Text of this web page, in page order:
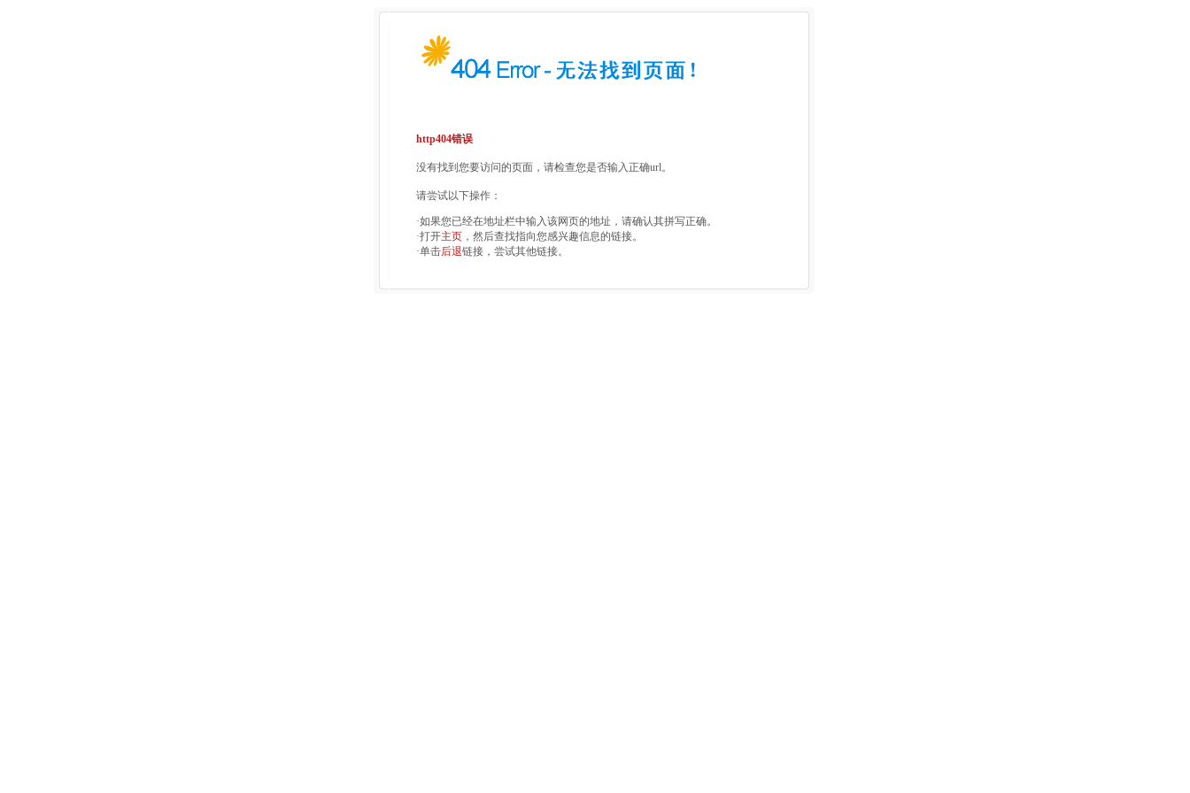
http404错误
没有找到您要访问的页面，请检查您是否输入正确url。
请尝试以下操作：
·如果您已经在地址栏中输入该网页的地址，请确认其拼写正确。
·打开主页 ，然后查找指向您感兴趣信息的链接。
·单击后退链接，尝试其他链接。